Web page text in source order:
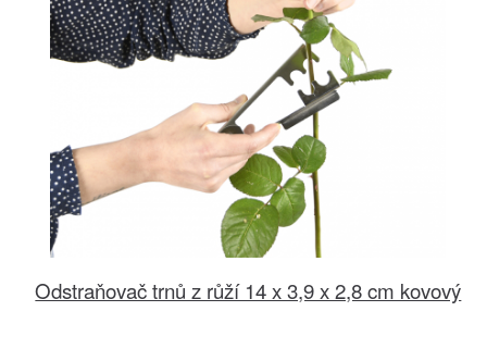
Odstraňovač trnů z růží 14 x 3,9 x 2,8 cm kovový